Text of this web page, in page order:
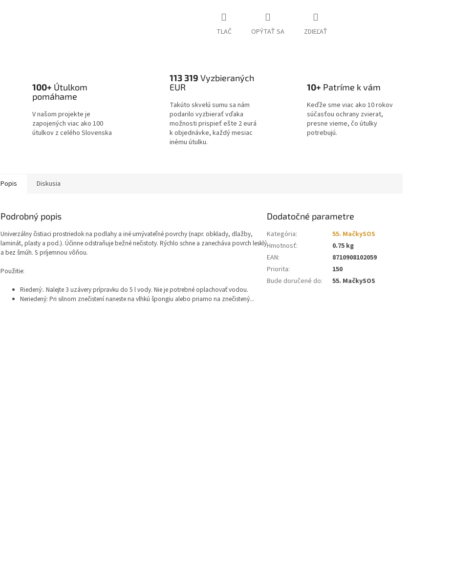
TLAČ OPÝTAŤ SA ZDIEĽAŤ
100+ Útulkom
pomáhame
V našom projekte je
zapojených viac ako 100
útulkov z celého Slovenska
113 319 Vyzbieraných
EUR
Takúto skvelú sumu sa nám
podarilo vyzbierať vďaka
možnosti prispieť ešte 2 eurá
k objednávke, každý mesiac
inému útulku.
10+ Patríme k vám
Keďže sme viac ako 10 rokov
súčasťou ochrany zvierat,
presne vieme, čo útulky
potrebujú.
Popis Diskusia
Podrobný popis
Univerzálny čistiaci prostriedok na podlahy a iné umývateľné povrchy (napr. obklady, dlažby,
laminát, plasty a pod.). Účinne odstraňuje bežné nečistoty. Rýchlo schne a zanecháva povrch lesklý
a bez šmúh. S príjemnou vôňou.
Použitie:
Riedený:. Nalejte 3 uzávery prípravku do 5 l vody. Nie je potrebné oplachovať vodou.
Neriedený: Pri silnom znečistení naneste na vlhkú špongiu alebo priamo na znečistený...
Dodatočné parametre
Kategória:
55. MačkySOS
Hmotnosť:
0.75 kg
EAN:
8710908102059
Priorita:
150
Bude doručené do: 55. MačkySOS